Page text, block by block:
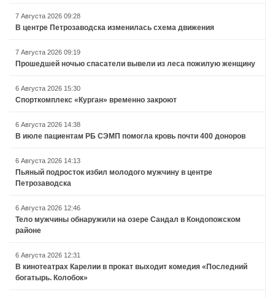
7 Августа 2026 09:28
В центре Петрозаводска изменилась схема движения
7 Августа 2026 09:19
Прошедшей ночью спасатели вывели из леса пожилую женщину
6 Августа 2026 15:30
Спорткомплекс «Курган» временно закроют
6 Августа 2026 14:38
В июле пациентам РБ СЭМП помогла кровь почти 400 доноров
6 Августа 2026 14:13
Пьяный подросток избил молодого мужчину в центре
Петрозаводска
6 Августа 2026 12:46
Тело мужчины обнаружили на озере Сандал в Кондопожском
районе
6 Августа 2026 12:31
В кинотеатрах Карелии в прокат выходит комедия «Последний
богатырь. Колобок»